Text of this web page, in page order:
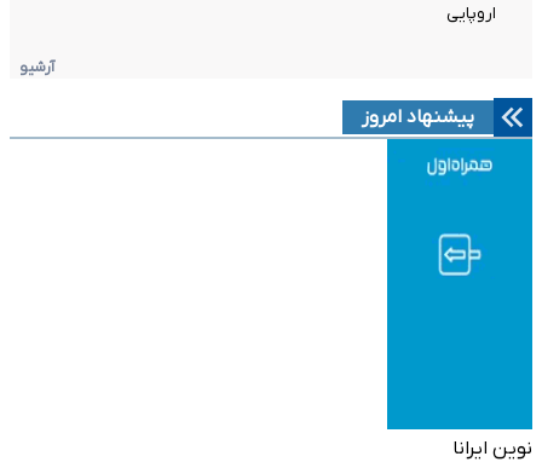
اروپایی
آرشیو
پیشنهاد امروز
نوین ایرانا